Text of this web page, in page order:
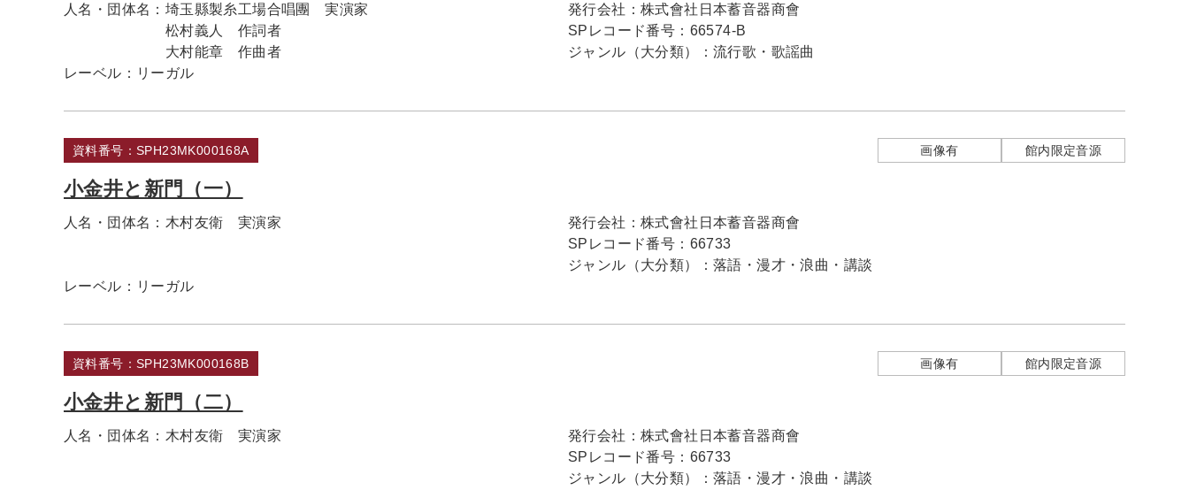
人名・団体名： 埼玉縣製糸工場合唱團 実演家
松村義人 作詞者
大村能章 作曲者
発行会社： 株式會社日本蓄音器商會
SPレコード番号： 66574-B
ジャンル（大分類）： 流行歌・歌謡曲
レーベル： リーガル
資料番号：SPH23MK000168A 画像有 館内限定音源
小金井と新門（一）
人名・団体名： 木村友衛 実演家 発行会社： 株式會社日本蓄音器商會
SPレコード番号： 66733
ジャンル（大分類）： 落語・漫才・浪曲・講談
レーベル： リーガル
資料番号：SPH23MK000168B 画像有 館内限定音源
小金井と新門（二）
人名・団体名： 木村友衛 実演家 発行会社： 株式會社日本蓄音器商會
SPレコード番号： 66733
ジャンル（大分類）： 落語・漫才・浪曲・講談